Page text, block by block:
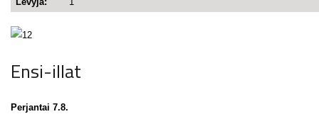
Ensi-illat
Perjantai 7.8.